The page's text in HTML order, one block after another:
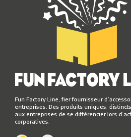
Fun Factory Line, fier fournisseur
entreprises. Des produits uniques,
aux entreprises de se différencier lors
corporatives.